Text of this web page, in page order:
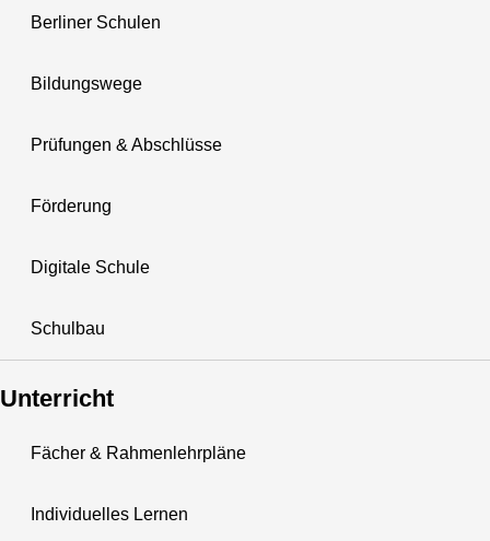
Berliner Schulen
Bildungswege
Prüfungen & Abschlüsse
Förderung
Digitale Schule
Schulbau
Unterricht
Fächer & Rahmenlehrpläne
Individuelles Lernen